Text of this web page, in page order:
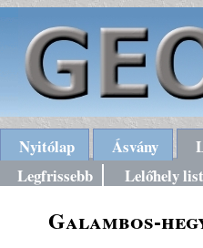
Nyitólap Ásvány
Legfrissebb
Lelőhely
Galambos-